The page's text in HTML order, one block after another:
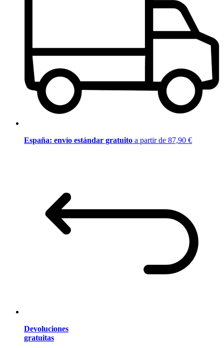
España: envío estándar gratuito a partir de 87,90 €
Devoluciones
gratuitas